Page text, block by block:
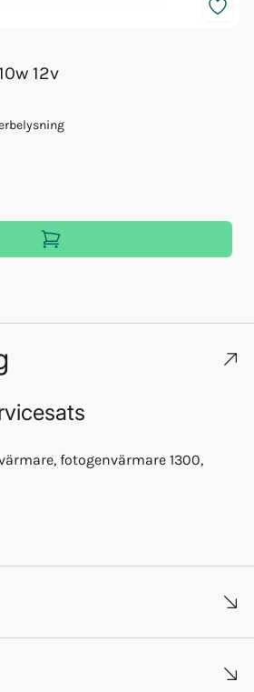
12v
fotogenvärmare 1300,